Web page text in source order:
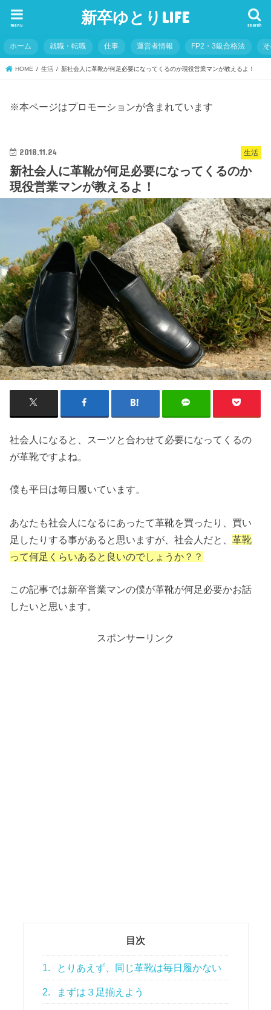
新卒ゆとりLIFE search
menu
ホーム 就職・転職 仕事 運営者情報 FP2・3級合格法
HOME 生活 新社会人に革靴が何足必要になってくるのか現役営業マンが教えるよ！
※本ページはプロモーションが含まれています
生活
2018.11.24
新社会人に革靴が何足必要になってくるのか
現役営業マンが教えるよ！
社会人になると、スーツと合わせて必要になってくるの
が革靴ですよね。
僕も平日は毎日履いています。
あなたも社会人になるにあったて革靴を買ったり、買い
足したりする事があると思いますが、社会人だと、革靴
って何足くらいあると良いのでしょうか？？
この記事では新卒営業マンの僕が革靴が何足必要かお話
したいと思います。
スポンサーリンク
目次
1. とりあえず、同じ革靴は毎日履かない
2. まずは３足揃えよう